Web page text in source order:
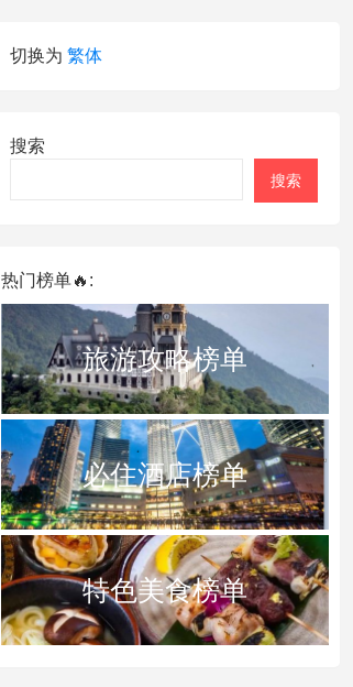
切换为 繁体
搜索
搜索
热门榜单🔥:
旅游攻略榜单
必住酒店榜单
特色美食榜单